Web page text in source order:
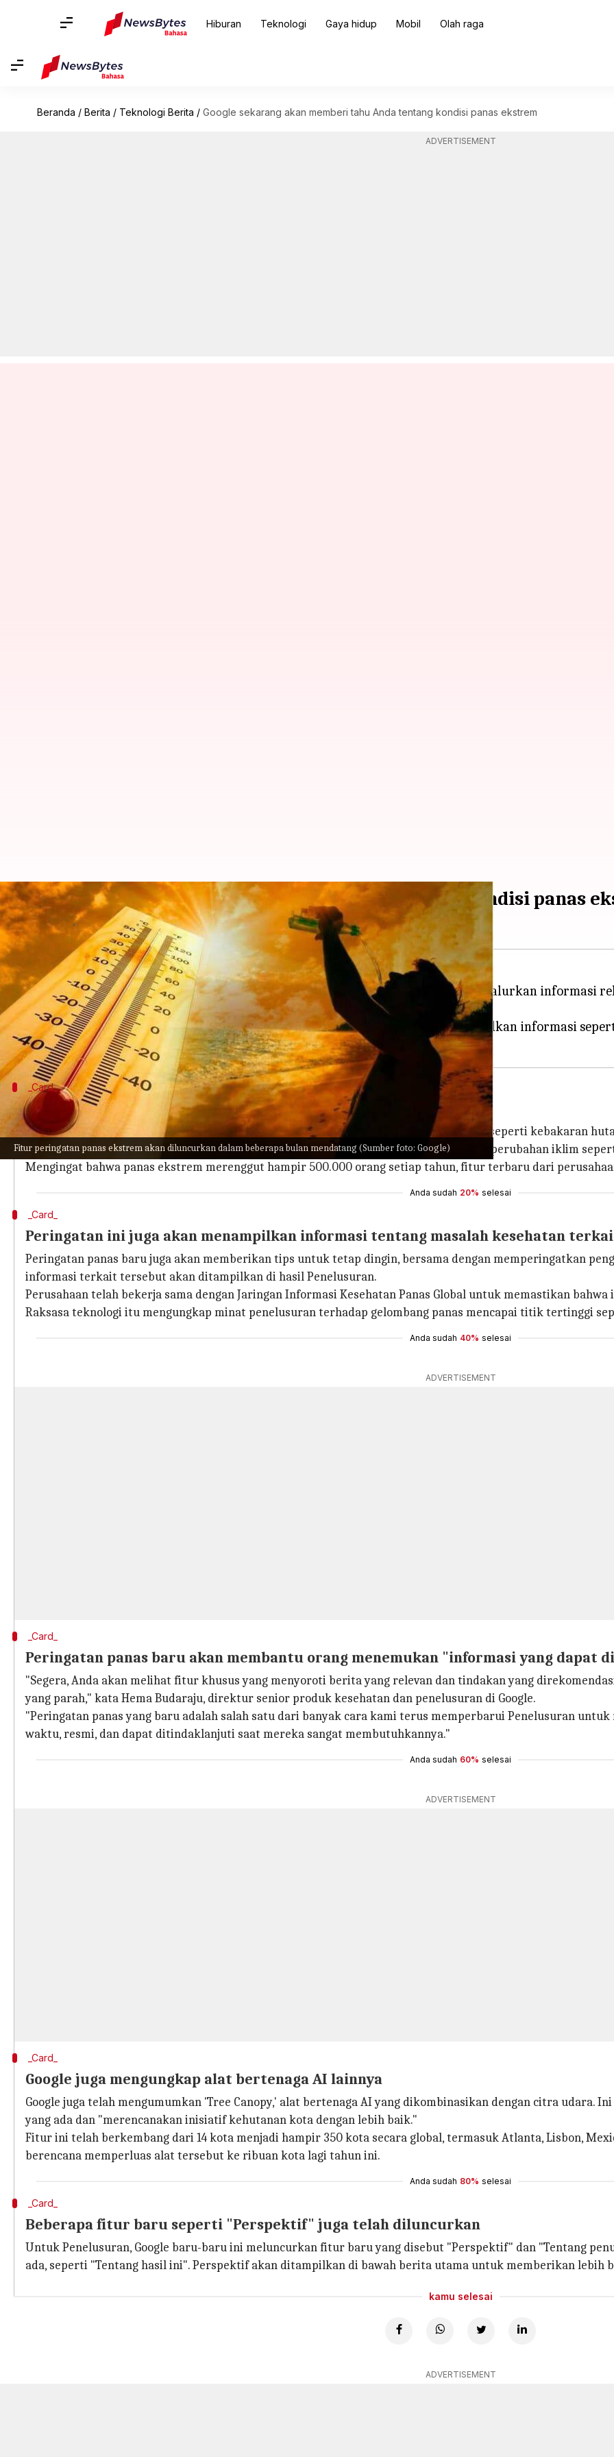
Hiburan Teknologi Gaya hidup Mobil Olah raga
Beranda / Berita / Teknologi Berita / Google sekarang akan memberi tahu Anda tentang kondisi panas ekstrem
ADVERTISEMENT
Fitur peringatan panas ekstrem akan diluncurkan dalam beberapa bulan mendatang (Sumber foto: Google)
Google sekarang akan memberi tahu Anda tentang kondisi panas
menulis Bob Mar 30, 2023 01:02 pm
Apa ceritanya
Google merilis peringatan panas ekstrem baru di tab Penelusuran yang akan menyalurkan informasi
gelombang panas.
Saat Anda mencari informasi tentang panas ekstrem, mesin pencari akan menampilkan informasi
_Card_
Mengapa artikel ini penting?
Selama beberapa tahun ini, Google telah menampilkan peringatan untuk bencana alam seperti kebakaran
perusahaan telah mengalihkan fokusnya pada mitigasi peristiwa yang disebabkan oleh perubahan iklim
Mengingat bahwa panas ekstrem merenggut hampir 500.000 orang setiap tahun, fitur terbaru dari
Anda sudah 20% selesai
_Card_
Peringatan ini juga akan menampilkan informasi tentang masalah kesehatan
Peringatan panas baru juga akan memberikan tips untuk tetap dingin, bersama dengan memperingatkan
informasi terkait tersebut akan ditampilkan di hasil Penelusuran.
Perusahaan telah bekerja sama dengan Jaringan Informasi Kesehatan Panas Global untuk memastikan
Raksasa teknologi itu mengungkap minat penelusuran terhadap gelombang panas mencapai titik tertinggi
Anda sudah 40% selesai
ADVERTISEMENT
_Card_
Peringatan panas baru akan membantu orang menemukan "informasi yang dapat
"Segera, Anda akan melihat fitur khusus yang menyoroti berita yang relevan dan tindakan yang
yang parah," kata Hema Budaraju, direktur senior produk kesehatan dan penelusuran di Google.
"Peringatan panas yang baru adalah salah satu dari banyak cara kami terus memperbarui Penelusuran
waktu, resmi, dan dapat ditindaklanjuti saat mereka sangat membutuhkannya."
Anda sudah 60% selesai
ADVERTISEMENT
_Card_
Google juga mengungkap alat bertenaga AI lainnya
Google juga telah mengumumkan 'Tree Canopy,' alat bertenaga AI yang dikombinasikan dengan citra udara.
yang ada dan "merencanakan inisiatif kehutanan kota dengan lebih baik."
Fitur ini telah berkembang dari 14 kota menjadi hampir 350 kota secara global, termasuk Atlanta, Lisbon,
berencana memperluas alat tersebut ke ribuan kota lagi tahun ini.
Anda sudah 80% selesai
_Card_
Beberapa fitur baru seperti "Perspektif" juga telah diluncurkan
Untuk Penelusuran, Google baru-baru ini meluncurkan fitur baru yang disebut "Perspektif" dan "Tentang
ada, seperti "Tentang hasil ini". Perspektif akan ditampilkan di bawah berita utama untuk memberikan lebih
kamu selesai
ADVERTISEMENT